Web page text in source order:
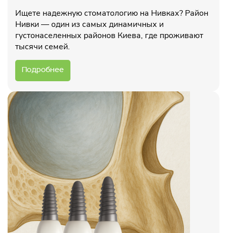
Ищете надежную стоматологию на Нивках? Район
Нивки — один из самых динамичных и
густонаселенных районов Киева, где проживают
тысячи семей.
Подробнее